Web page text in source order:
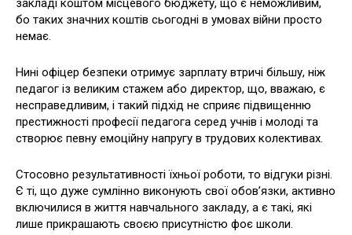
закладі коштом місцевого бюджету, що є неможливим,
бо таких значних коштів сьогодні в умовах війни просто
немає.
Нині офіцер безпеки отримує зарплату втричі більшу, ніж
педагог із великим стажем або директор, що, вважаю, є
несправедливим, і такий підхід не сприяє підвищенню
престижності професії педагога серед учнів і молоді та
створює певну емоційну напругу в трудових колективах.
Стосовно результативності їхньої роботи, то відгуки різні.
Є ті, що дуже сумлінно виконують свої обов’язки, активно
включилися в життя навчального закладу, а є такі, які
лише прикрашають своєю присутністю фоє школи.